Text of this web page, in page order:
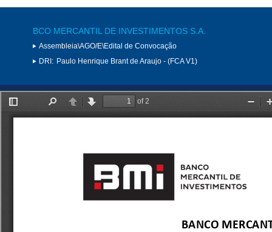
BCO MERCANTIL DE INVESTIMENTOS S.A.
Assembleia\AGO/E\Edital de Convocação
DRI: Paulo Henrique Brant de Araujo - (FCA V1)